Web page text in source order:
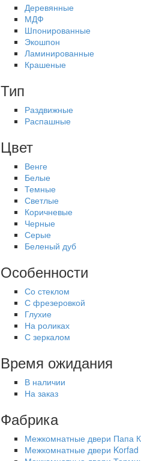
Деревянные
МДФ
Шпонированные
Экошпон
Ламинированные
Крашеные
Тип
Раздвижные
Распашные
Цвет
Венге
Белые
Темные
Светлые
Коричневые
Черные
Серые
Беленый дуб
Особенности
Со стеклом
С фрезеровкой
Глухие
На роликах
С зеркалом
Время ожидания
В наличии
На заказ
Фабрика
Межкомнатные двери Папа
Межкомнатные двери Korfad